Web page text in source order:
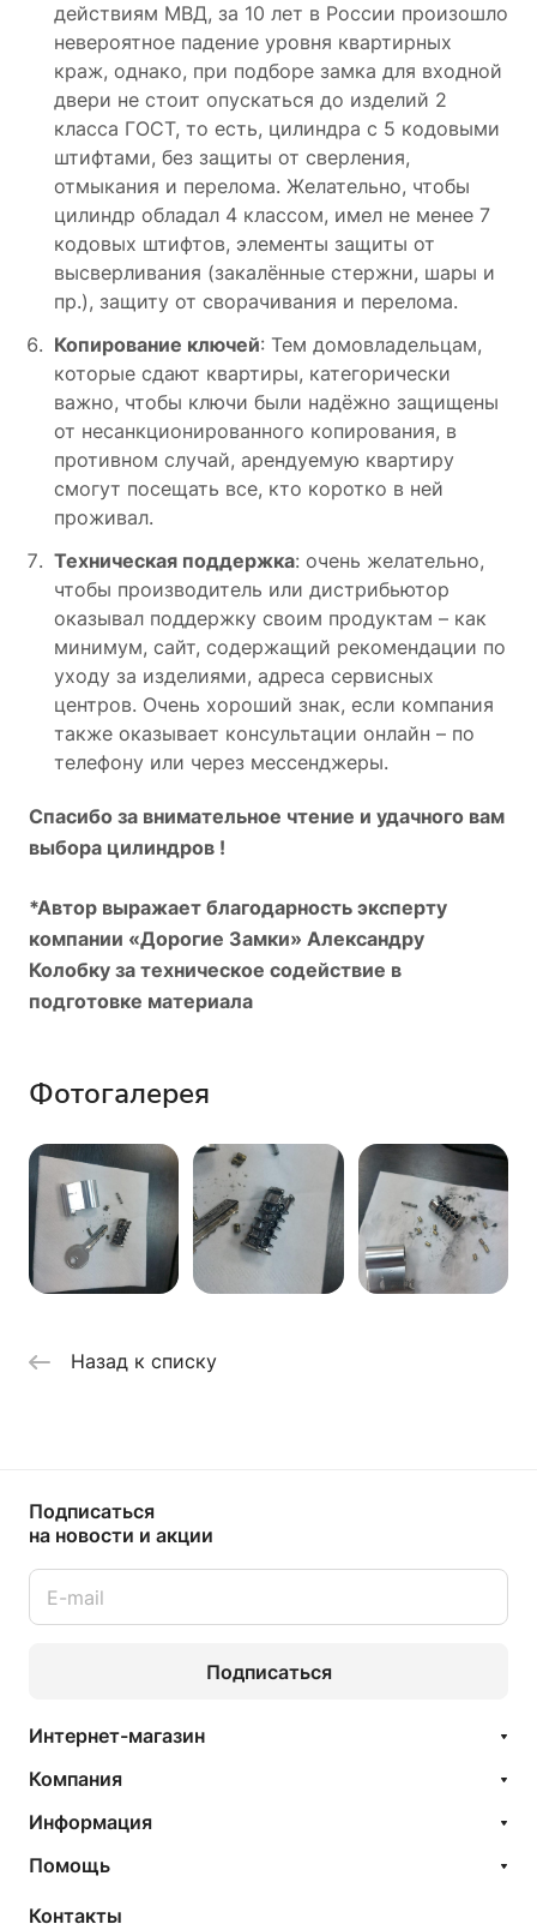
действиям МВД, за 10 лет в России произошло
невероятное падение уровня квартирных
краж, однако, при подборе замка для входной
двери не стоит опускаться до изделий 2
класса ГОСТ, то есть, цилиндра с 5 кодовыми
штифтами, без защиты от сверления,
отмыкания и перелома. Желательно, чтобы
цилиндр обладал 4 классом, имел не менее 7
кодовых штифтов, элементы защиты от
высверливания (закалённые стержни, шары и
пр.), защиту от сворачивания и перелома.
Копирование ключей: Тем домовладельцам,
которые сдают квартиры, категорически
важно, чтобы ключи были надёжно защищены
от несанкционированного копирования, в
противном случай, арендуемую квартиру
смогут посещать все, кто коротко в ней
проживал.
Техническая поддержка: очень желательно,
чтобы производитель или дистрибьютор
оказывал поддержку своим продуктам – как
минимум, сайт, содержащий рекомендации по
уходу за изделиями, адреса сервисных
центров. Очень хороший знак, если компания
также оказывает консультации онлайн – по
телефону или через мессенджеры.
Спасибо за внимательное чтение и удачного вам
выбора цилиндров !
*Автор выражает благодарность эксперту
компании «Дорогие Замки» Александру
Колобку за техническое содействие в
подготовке материала
Фотогалерея
Назад к списку
Подписаться
на новости и акции
Подписаться
Интернет-магазин
Компания
Информация
Помощь
Контакты